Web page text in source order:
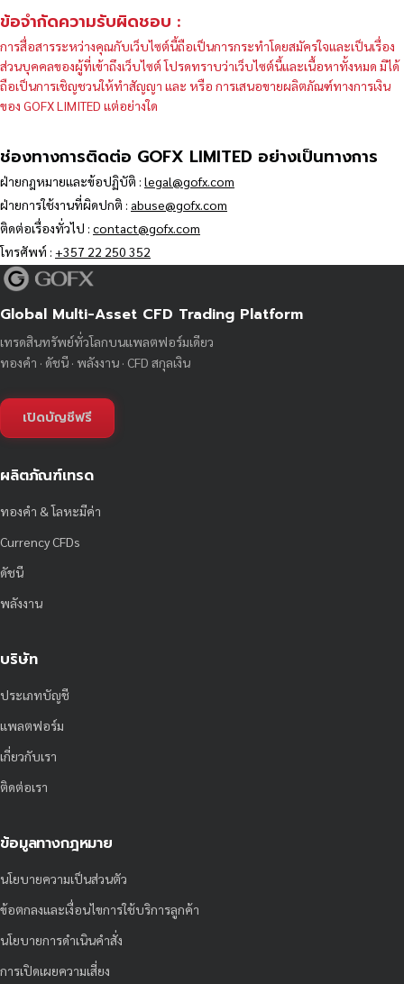
ข้อจำกัดความรับผิดชอบ :
การสื่อสารระหว่างคุณกับเว็บไซต์นี้ถือเป็นการกระทำโดยสมัครใจและเป็นเรื่อง
ส่วนบุคคลของผู้ที่เข้าถึงเว็บไซต์ โปรดทราบว่าเว็บไซต์นี้และเนื้อหาทั้งหมด มิได้
ถือเป็นการเชิญชวนให้ทำสัญญา และ หรือ การเสนอขายผลิตภัณฑ์ทางการเงิน
ของ GOFX LIMITED แต่อย่างใด
ช่องทางการติดต่อ GOFX LIMITED อย่างเป็นทางการ
ฝ่ายกฎหมายและข้อปฏิบัติ : legal@gofx.com
ฝ่ายการใช้งานที่ผิดปกติ : abuse@gofx.com
ติดต่อเรื่องทั่วไป : contact@gofx.com
โทรศัพท์ : +357 22 250 352
Global Multi-Asset CFD Trading Platform
เทรดสินทรัพย์ทั่วโลกบนแพลตฟอร์มเดียว
ทองคำ · ดัชนี · พลังงาน · CFD สกุลเงิน
เปิดบัญชีฟรี
ผลิตภัณฑ์เทรด
ทองคำ & โลหะมีค่า
Currency CFDs
ดัชนี
พลังงาน
บริษัท
ประเภทบัญชี
แพลตฟอร์ม
เกี่ยวกับเรา
ติดต่อเรา
ข้อมูลทางกฎหมาย
นโยบายความเป็นส่วนตัว
ข้อตกลงและเงื่อนไขการใช้บริการลูกค้า
นโยบายการดำเนินคำสั่ง
การเปิดเผยความเสี่ยง